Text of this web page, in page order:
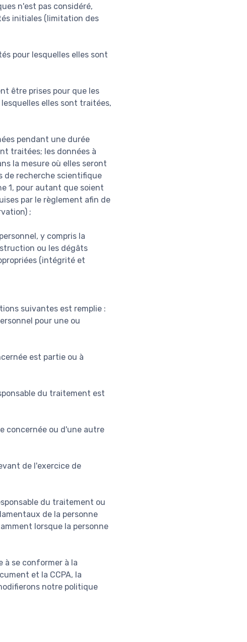
n'est pas considéré,
initiales (limitation des
pour lesquelles elles sont
être prises pour que les
elles sont traitées,
pendant une durée
traitées; les données à
la mesure où elles seront
de recherche scientifique
1, pour autant que soient
par le règlement afin de
;
y compris la
ou les dégâts
(intégrité et
suivantes est remplie :
pour une ou
est partie ou à
du traitement est
concernée ou d'une autre
de l'exercice de
du traitement ou
de la personne
lorsque la personne
à se conformer à la
et la CCPA, la
notre politique